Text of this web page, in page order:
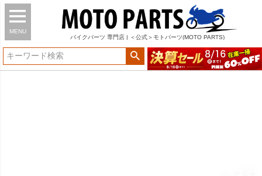
MENU
バイク パーツ 専門店 | ＜公式＞モトパーツ(MOTO PARTS)